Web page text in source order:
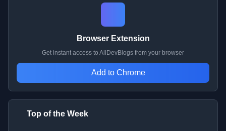
Browser Extension
Get instant access to AllDevBlogs from your browser
Add to Chrome
Top of the Week